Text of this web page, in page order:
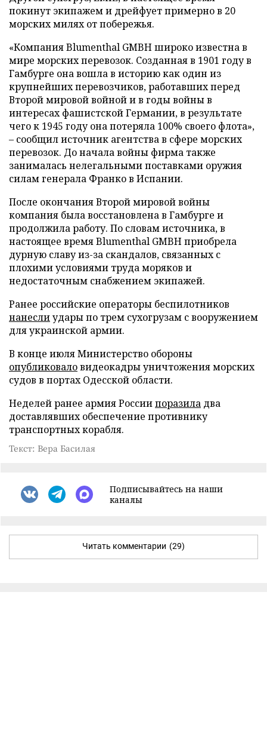
покинут экипажем и дрейфует примерно в 20
морских милях от побережья.
«Компания Blumenthal GMBH широко известна в
мире морских перевозок. Созданная в 1901 году в
Гамбурге она вошла в историю как один из
крупнейших перевозчиков, работавших перед
Второй мировой войной и в годы войны в
интересах фашистской Германии, в результате
чего к 1945 году она потеряла 100% своего флота»,
– сообщил источник агентства в сфере морских
перевозок. До начала войны фирма также
занималась нелегальными поставками оружия
силам генерала Франко в Испании.
После окончания Второй мировой войны
компания была восстановлена в Гамбурге и
продолжила работу. По словам источника, в
настоящее время Blumenthal GMBH приобрела
дурную славу из-за скандалов, связанных с
плохими условиями труда моряков и
недостаточным снабжением экипажей.
Ранее российские операторы беспилотников
нанеслиудары по трем сухогрузам с вооружением
для украинской армии.
В конце июля Министерство обороны
опубликоваловидеокадры уничтожения морских
судов в портах Одесской области.
Неделей ранее армия Россиипоразила два
доставлявших обеспечение противнику
транспортных корабля.
Текст: Вера Басилая
Подписывайтесь на наши
каналы
Читать комментарии (29)